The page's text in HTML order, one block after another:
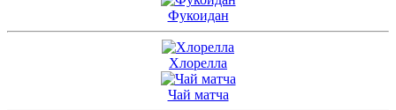
Фукоидан
Хлорелла
Чай матча